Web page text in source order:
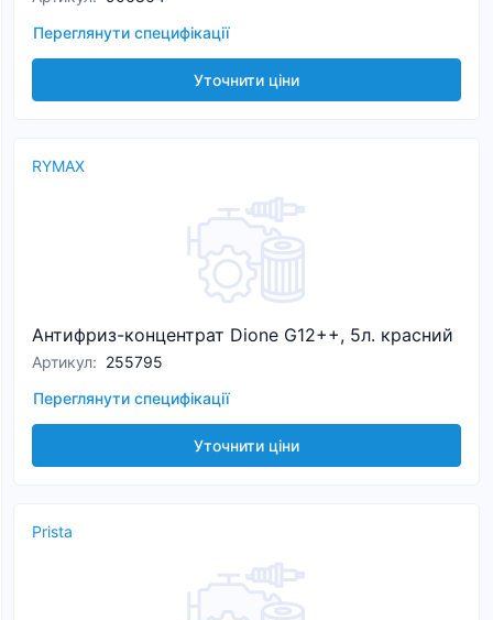
Переглянути специфікації
Уточнити ціни
RYMAX
Антифриз-концентрат Dione G12++, 5л. красний
Артикул: 255795
Переглянути специфікації
Уточнити ціни
Prista